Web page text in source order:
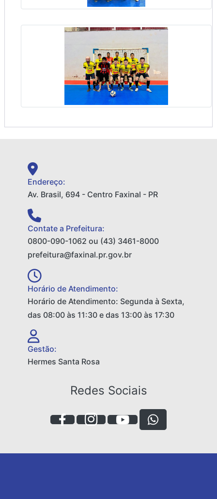
Endereço:
Av. Brasil, 694 - Centro Faxinal - PR
Contate a Prefeitura:
0800-090-1062 ou (43) 3461-8000
prefeitura@faxinal.pr.gov.br
Horário de Atendimento:
Horário de Atendimento: Segunda à Sexta,
das 08:00 às 11:30 e das 13:00 às 17:30
Gestão:
Hermes Santa Rosa
Redes Sociais